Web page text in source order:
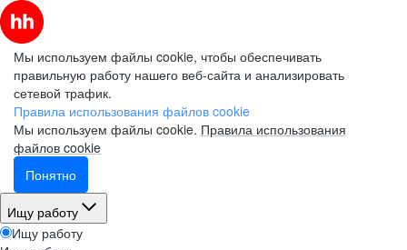
Мы используем файлы cookie, чтобы обеспечивать
правильную работу нашего веб-сайта и анализировать
сетевой трафик.
Правила использования файлов cookie
Мы используем файлы cookie. Правила использования
файлов cookie
Понятно
Ищу работу
Ищу работу